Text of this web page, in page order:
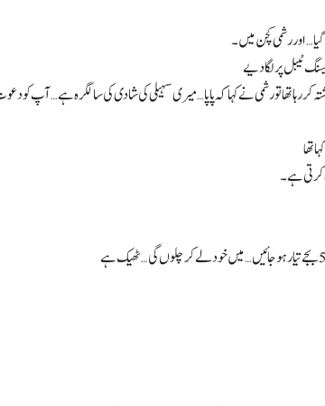
اور رشمی کچن میں۔
کر رہا تھا تو رشمی نے کہا کہ پاپا… میری سہیلی کی شادی کی سالگر ہ ہے… آپ
کرتی ہے۔